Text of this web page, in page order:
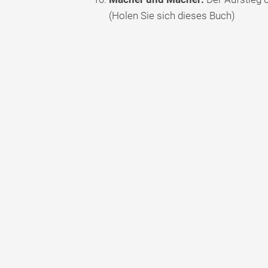
(Holen Sie sich dieses Buch)